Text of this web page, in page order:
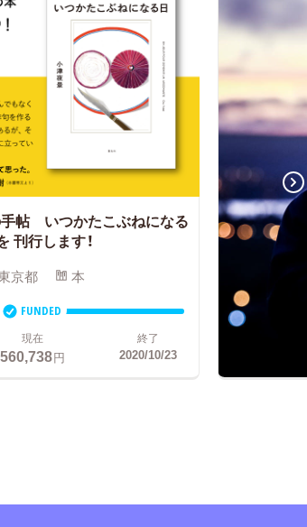
手帖 いつかたこぶねになる
刊行します！
京都 本
FUNDED
現在
560,738円
終了
2020/10/23